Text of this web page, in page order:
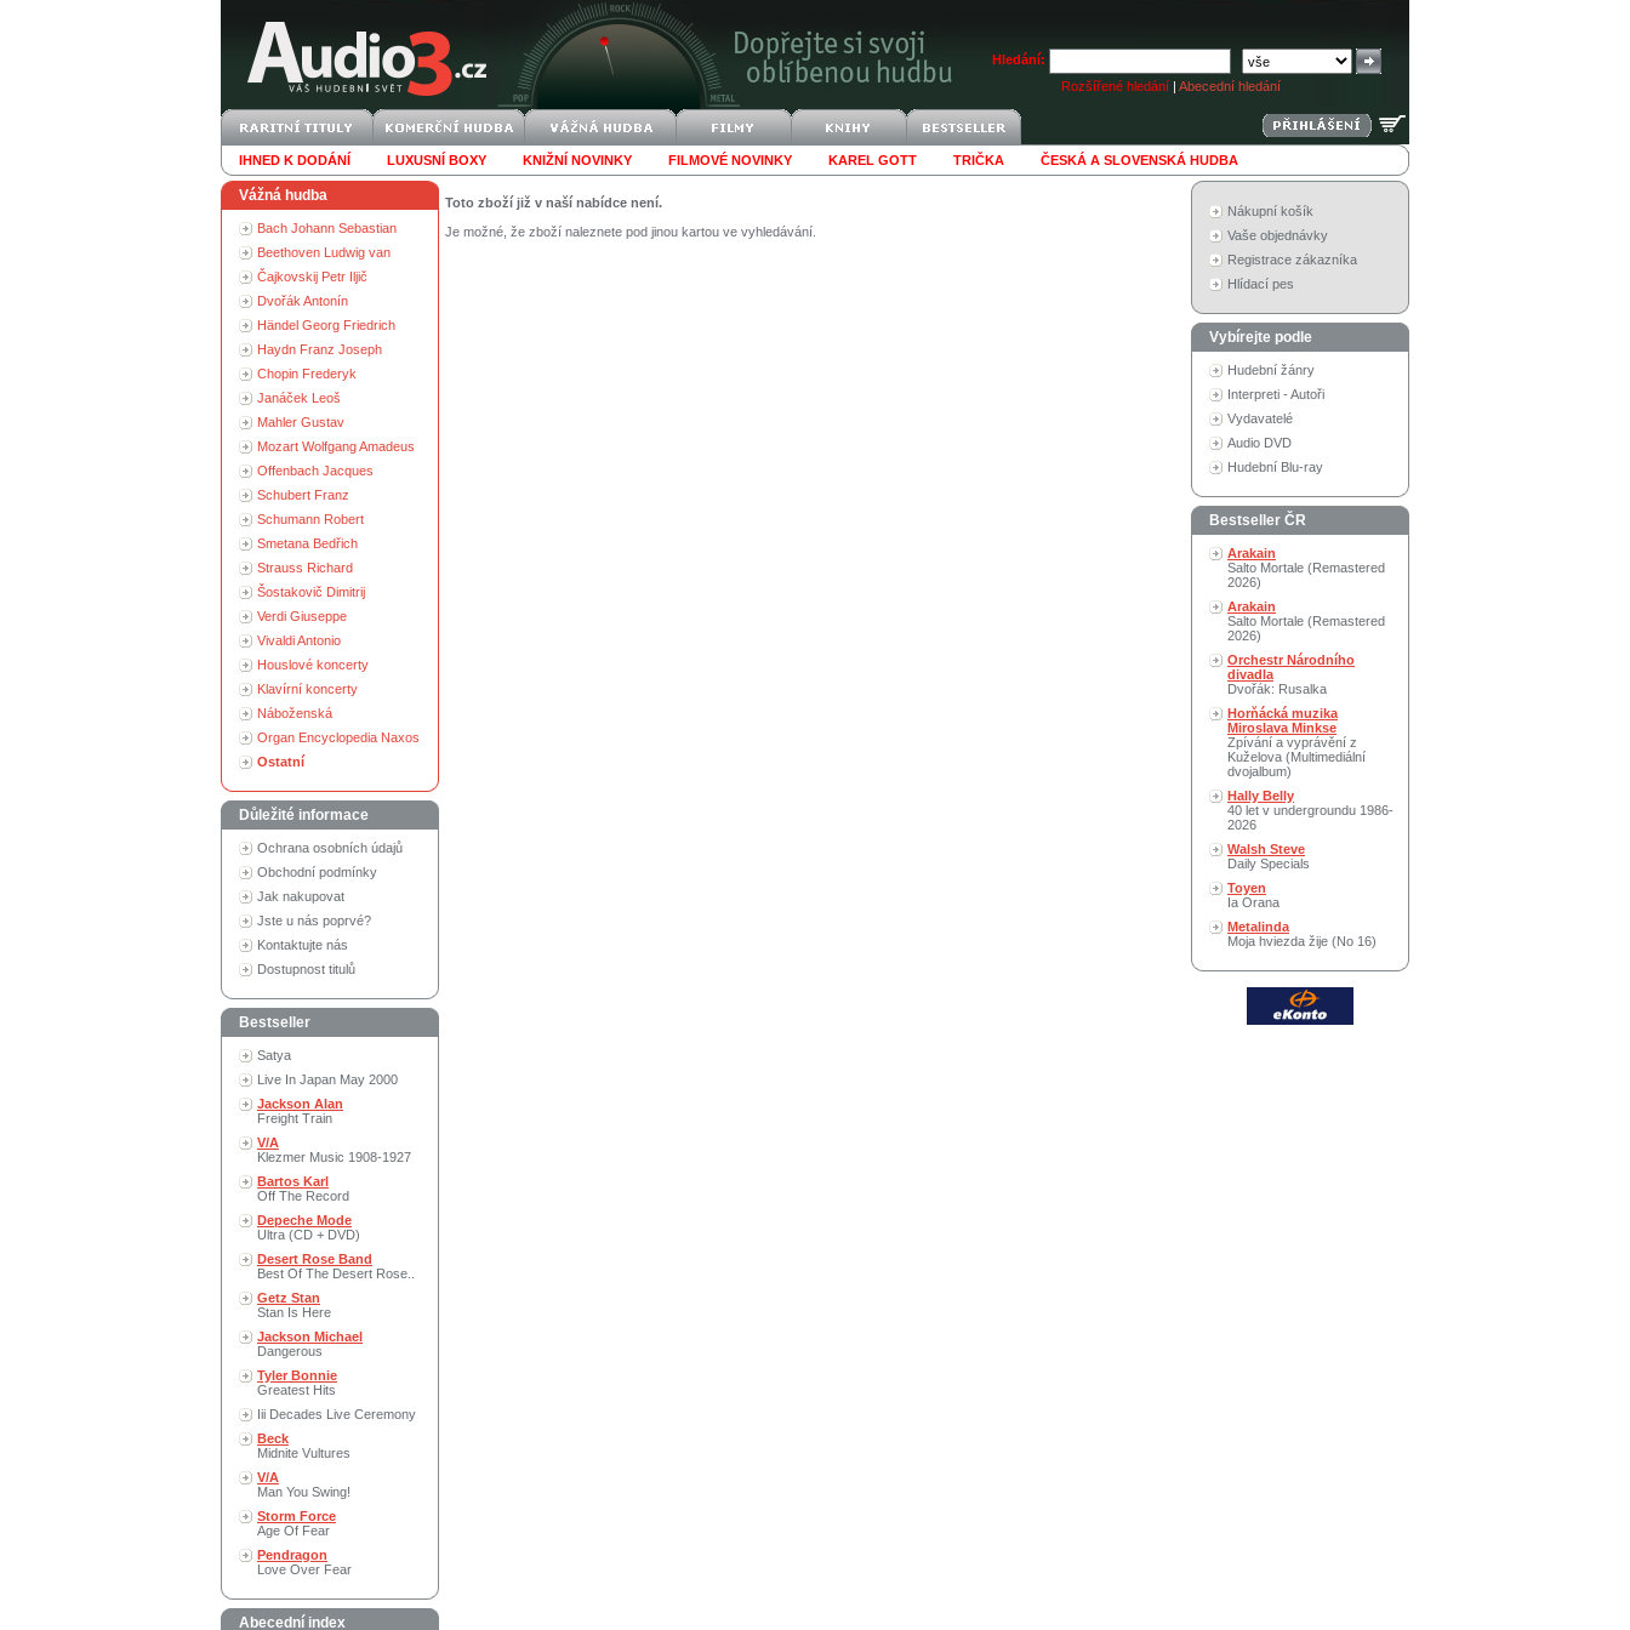
Hledání:
Rozšířené hledání | Abecední hledání
IHNED K DODÁNÍ LUXUSNÍ BOXY KNIŽNÍ NOVINKY FILMOVÉ NOVINKY KAREL GOTT TRIČKA ČESKÁ A SLOVENSKÁ HUDBA
Vážná hudba
Bach Johann Sebastian
Beethoven Ludwig van
Čajkovskij Petr Iljič
Dvořák Antonín
Händel Georg Friedrich
Haydn Franz Joseph
Chopin Frederyk
Janáček Leoš
Mahler Gustav
Mozart Wolfgang Amadeus
Offenbach Jacques
Schubert Franz
Schumann Robert
Smetana Bedřich
Strauss Richard
Šostakovič Dimitrij
Verdi Giuseppe
Vivaldi Antonio
Houslové koncerty
Klavírní koncerty
Náboženská
Organ Encyclopedia Naxos
Ostatní
Důležité informace
Ochrana osobních údajů
Obchodní podmínky
Jak nakupovat
Jste u nás poprvé?
Kontaktujte nás
Dostupnost titulů
Bestseller
Satya
Live In Japan May 2000
Jackson Alan
Freight Train
V/A
Klezmer Music 1908-1927
Bartos Karl
Off The Record
Depeche Mode
Ultra (CD + DVD)
Desert Rose Band
Best Of The Desert Rose..
Getz Stan
Stan Is Here
Jackson Michael
Dangerous
Tyler Bonnie
Greatest Hits
Iii Decades Live Ceremony
Beck
Midnite Vultures
V/A
Man You Swing!
Storm Force
Age Of Fear
Pendragon
Love Over Fear
Abecední index
Toto zboží již v naší nabídce není.
Je možné, že zboží naleznete pod jinou kartou ve vyhledávání.
Nákupní košík
Vaše objednávky
Registrace zákazníka
Hlídací pes
Vybírejte podle
Hudební žánry
Interpreti - Autoři
Vydavatelé
Audio DVD
Hudební Blu-ray
Bestseller ČR
Arakain
Salto Mortale (Remastered
2026)
Arakain
Salto Mortale (Remastered
2026)
Orchestr Národního
divadla
Dvořák: Rusalka
Horňácká muzika
Miroslava Minkse
Zpívání a vyprávění z
Kuželova (Multimediální
dvojalbum)
Hally Belly
40 let v undergroundu 1986-
2026
Walsh Steve
Daily Specials
Toyen
Ia Orana
Metalinda
Moja hviezda žije (No 16)